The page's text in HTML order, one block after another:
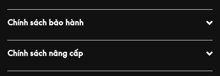
Chính sách bảo hành
Chính sách nâng cấp